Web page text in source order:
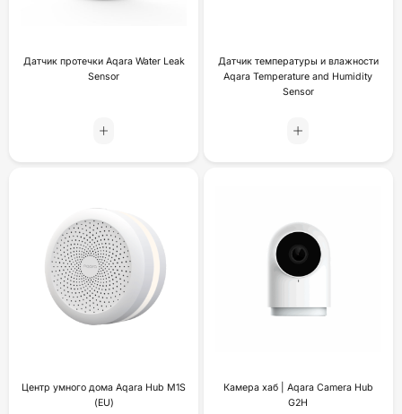
Датчик протечки Aqara Water Leak
Sensor
Датчик температуры и влажности
Aqara Temperature and Humidity
Sensor
Центр умного дома Aqara Hub M1S
(EU)
Камера хаб | Aqara Camera Hub
G2H